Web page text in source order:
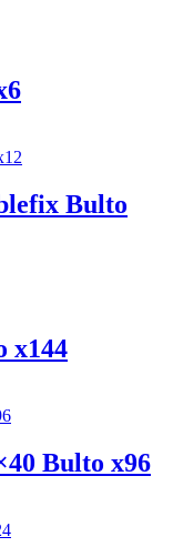
Bulto
x144
Bulto x96